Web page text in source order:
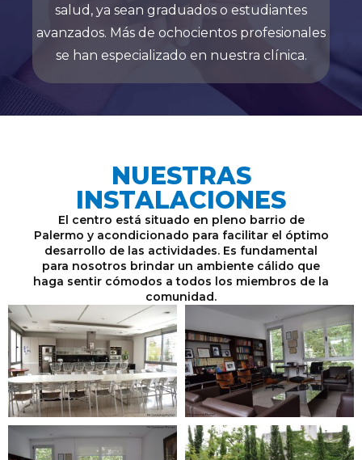
salud, ya sean graduados o estudiantes
avanzados. Más de ochocientos profesionales
se han especializado en nuestra clínica.
NUESTRAS
INSTALACIONES
El centro está situado en pleno barrio de
Palermo y acondicionado para facilitar el óptimo
desarrollo de las actividades. Es fundamental
para nosotros brindar un ambiente cálido que
haga sentir cómodos a todos los miembros de la
comunidad.